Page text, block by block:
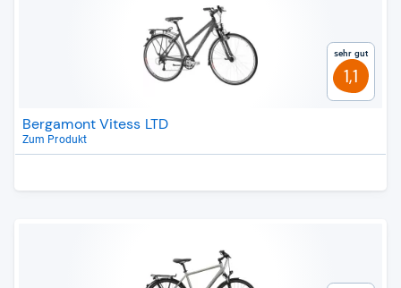
Sehr gut
1,1
Bergamont Vitess LTD
Zum Produkt